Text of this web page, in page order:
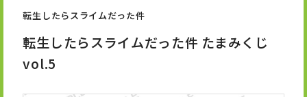
NEWS
ニュース
転生したらスライムだった件
転生したらスライムだった件 たまみくじ
vol.5